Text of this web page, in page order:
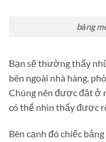
bảng
Bạn sẽ thường thấy
bên ngoài nhà hàng,
Chúng nên được đặt ở
có thể nhìn thấy được
Bên cạnh đó chiếc